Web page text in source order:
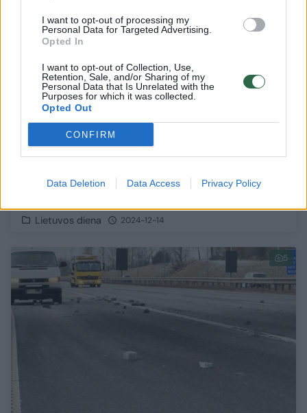
I want to opt-out of processing my
Personal Data for Targeted Advertising.
Opted In
I want to opt-out of Collection, Use,
Retention, Sale, and/or Sharing of my
Personal Data that Is Unrelated with the
Purposes for which it was collected.
Opted Out
CONFIRM
Data Deletion Data Access Privacy Policy
Pasvalio rajone – skaudi nelaimė: betoninė
Lietuvos diena 2024-12-14
5